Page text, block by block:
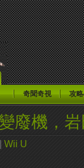
奇聞奇視 攻
廢機，
Wii U